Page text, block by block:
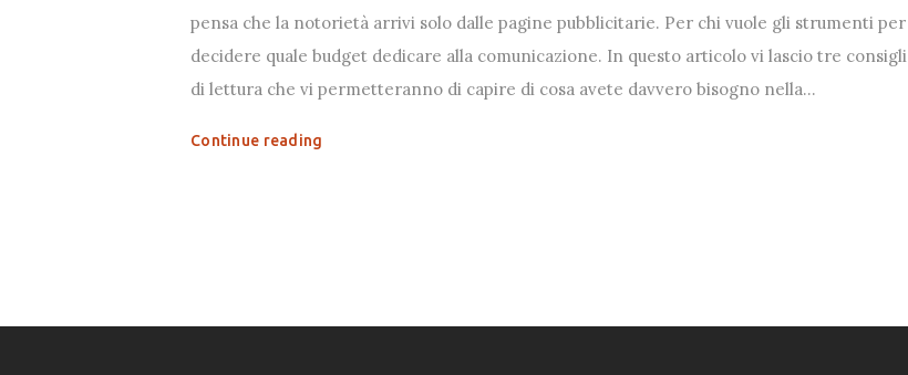
pensa che la notorietà arrivi solo dalle pagine pubblicitarie. Per chi vuole gli strumenti per
decidere quale budget dedicare alla comunicazione. In questo articolo vi lascio tre consigli
di lettura che vi permetteranno di capire di cosa avete davvero bisogno nella…
Continue reading